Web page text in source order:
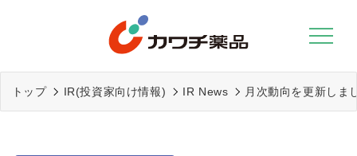
トップ IR(投資家向け情報) IR News 月次動向を更新しま